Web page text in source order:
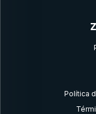
Política